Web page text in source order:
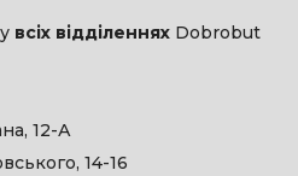
всіх відділеннях Dobrobut
12-А
14-16